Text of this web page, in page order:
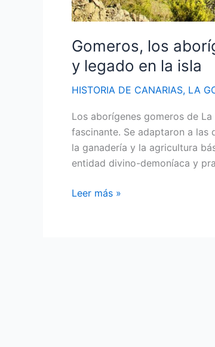
Gomeros, los
y legado en la isla
HISTORIA DE CANARIAS, LA
Los aborígenes gomeros de
fascinante. Se adaptaron a las
la ganadería y la agricultura
entidad divino-demoníaca y
Gomeros,
Leer más »